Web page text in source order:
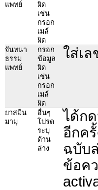
แพทย์
ผิด
เช่น
กรอก
เมล์
ผิด
จันทนา
ธรรม
แพทย์
กรอก
ข้อมูล
ผิด
เช่น
กรอก
เมล์
ผิด
ใส่เ
ยาสมีน
มามุ
อื่นๆ
โปรด
ระบุ
ด้าน
ล่าง
ได้ก
อีกค
ฉบับ
ข้อค